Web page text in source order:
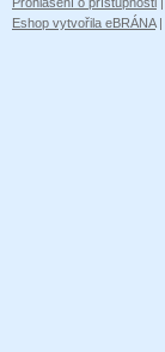
Eshop vytvořila eBRÁNA|